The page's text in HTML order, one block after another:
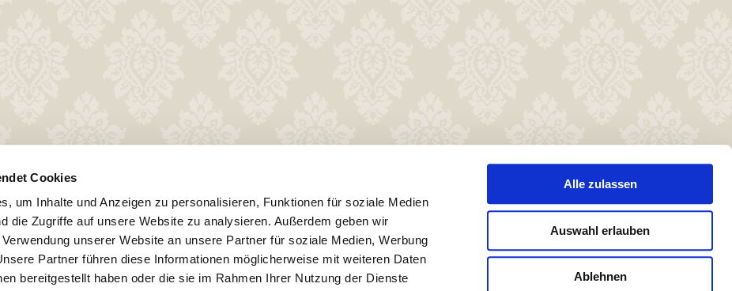
Cookies
um Inhalte und Anzeigen zu personalisieren, Funktionen für soziale Medien
die Zugriffe auf unsere Website zu analysieren. Außerdem geben wir
unserer Website an unsere Partner für soziale Medien, Werbung
Partner führen diese Informationen möglicherweise mit weiteren Daten
bereitgestellt haben oder die sie im Rahmen Ihrer Nutzung der Dienste
Alle zulassen
Auswahl erlauben
Ablehnen